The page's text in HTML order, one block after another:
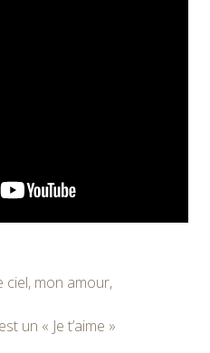
ciel, mon amour,
un « Je t’aime »